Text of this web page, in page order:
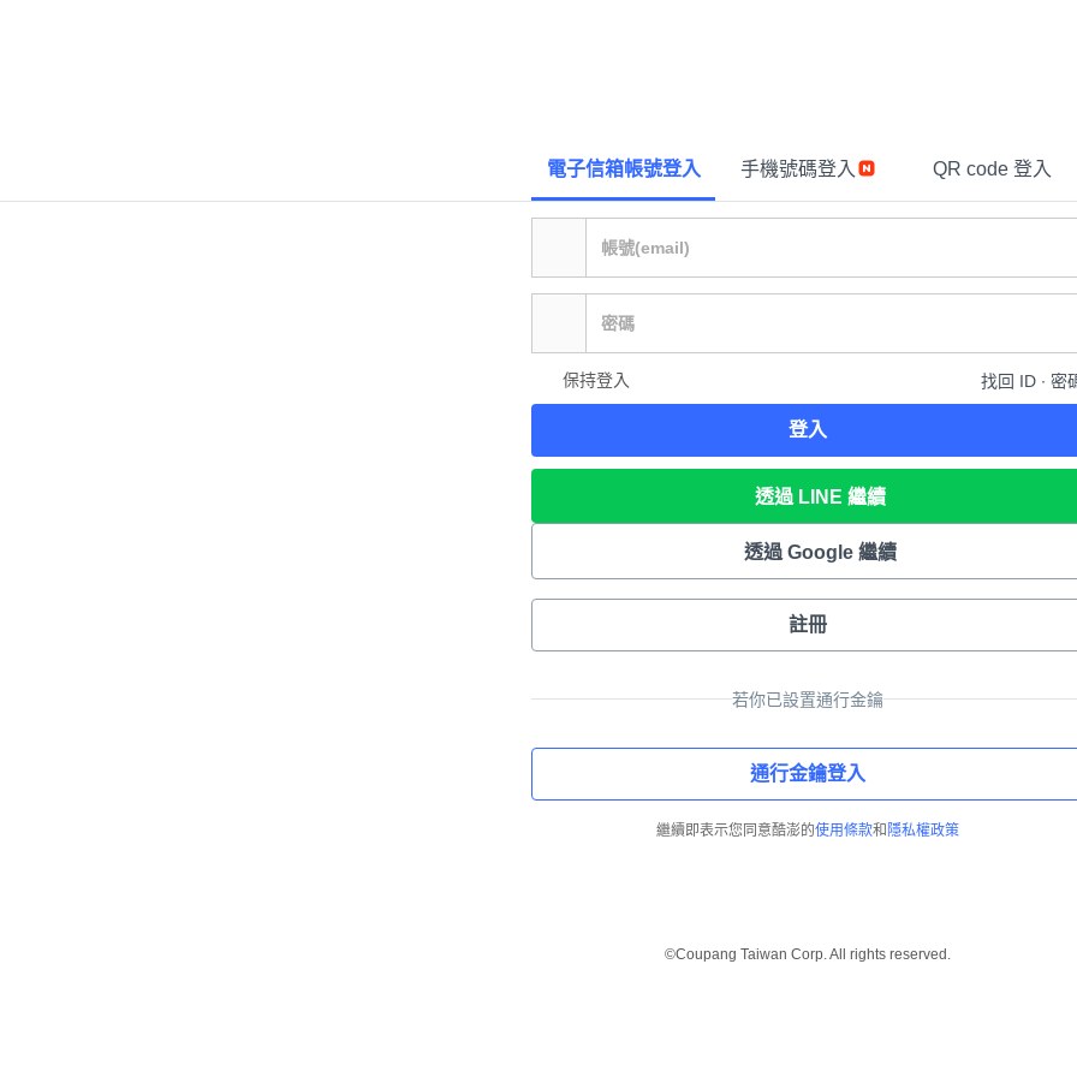
電子信箱帳號登入 手機號碼登入 QR code 登入
保持登入 找回 ID ∙ 密
登入
透過 LINE 繼續
透過 Google 繼續
註冊
若你已設置通行金鑰
通行金鑰登入
繼續即表示您同意酷澎的使用條款和 隱私權政策
©Coupang Taiwan Corp. All rights reserved.